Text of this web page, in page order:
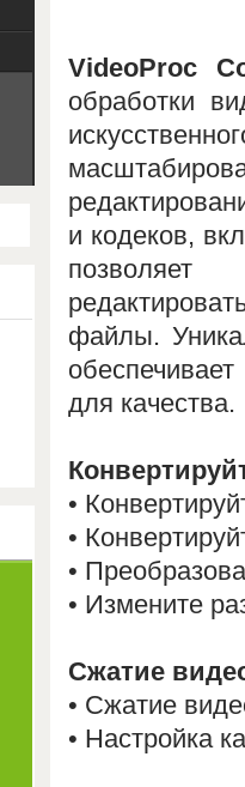
VideoProc
обработки
и кодеков,
позволяет
файлы.
для качества.
•
•
•
• Измените
Сжатие
• Сжатие
• Настройка